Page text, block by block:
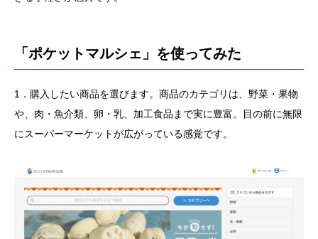
「ポケットマルシェ」を使ってみた
1．購入したい商品を選びます。商品のカテゴリは、野菜・果物
や、肉・魚介類、卵・乳、加工食品まで実に豊富。目の前に無限
にスーパーマーケットが広がっている感覚です。